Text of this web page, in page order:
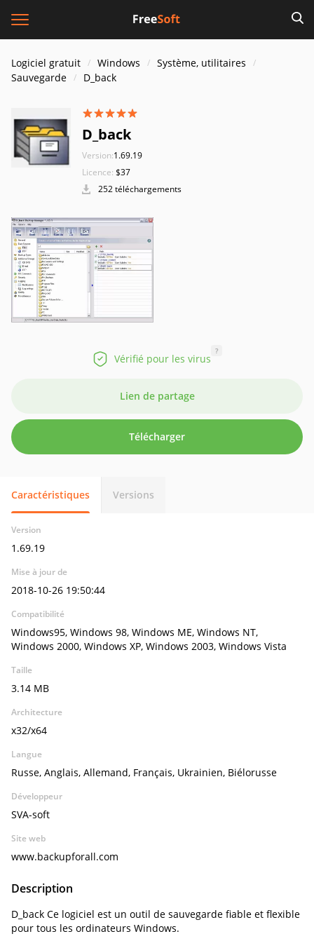
Logiciel gratuit Windows
Système, utilitaires
Sauvegarde
D_back
D_back
Version:1.69.19
Licence: $37
252 téléchargements
Vérifié pour les virus
?
Lien de partage
Télécharger
Caractéristiques Versions
Version
1.69.19
Mise à jour de
2018-10-26 19:50:44
Compatibilité
Windows95, Windows 98, Windows ME, Windows NT,
Windows 2000, Windows XP, Windows 2003, Windows Vista
Taille
3.14 MB
Architecture
x32/x64
Langue
Russe, Anglais, Allemand, Français, Ukrainien, Biélorusse
Développeur
SVA-soft
Site web
www.backupforall.com
Description
D_back Ce logiciel est un outil de sauvegarde fiable et flexible
pour tous les ordinateurs Windows.